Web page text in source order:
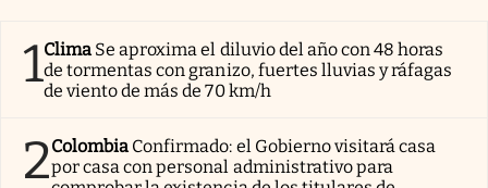
1Clima Se aproxima el diluvio del año con 48 horas
de tormentas con granizo, fuertes lluvias y ráfagas
de viento de más de 70 km/h
2Colombia Confirmado: el Gobierno visitará casa
por casa con personal administrativo para